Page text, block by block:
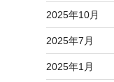
2025年10月
2025年7月
2025年1月